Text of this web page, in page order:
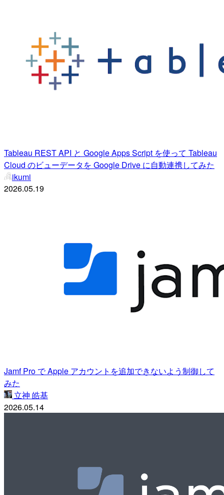
Tableau REST API と Google Apps Script を使って Tableau
Cloud のビューデータを Google Drive に自動連携してみた
ikumi
2026.05.19
Jamf Pro で Apple アカウントを追加できないよう制御して
みた
立神 皓基
2026.05.14